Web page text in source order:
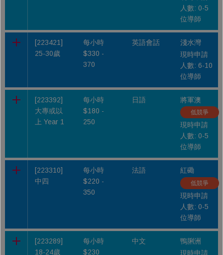
人數: 0-5
位導師
[223421]
25-30歲
每小時
$330 -
370
英語會話
淺水灣
現時申請
人數: 6-10
位導師
[223392]
大專或以
上 Year 1
每小時
$180 -
250
日語 將軍澳
低競爭
現時申請
人數: 0-5
位導師
[223310]
中四
每小時
$220 -
350
法語 紅磡
低競爭
現時申請
人數: 0-5
位導師
[223289]
18-24歲
每小時
$230
中文
鴨脷洲
現時申請